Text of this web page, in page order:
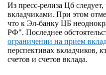
Из пресс-релиза Цб
вкладчиками. При этом
что к Эл-банку ЦБ
РФ". Последнее
ограничении на прием
перспективах вкладчиков,
счетов и счетов вклада.